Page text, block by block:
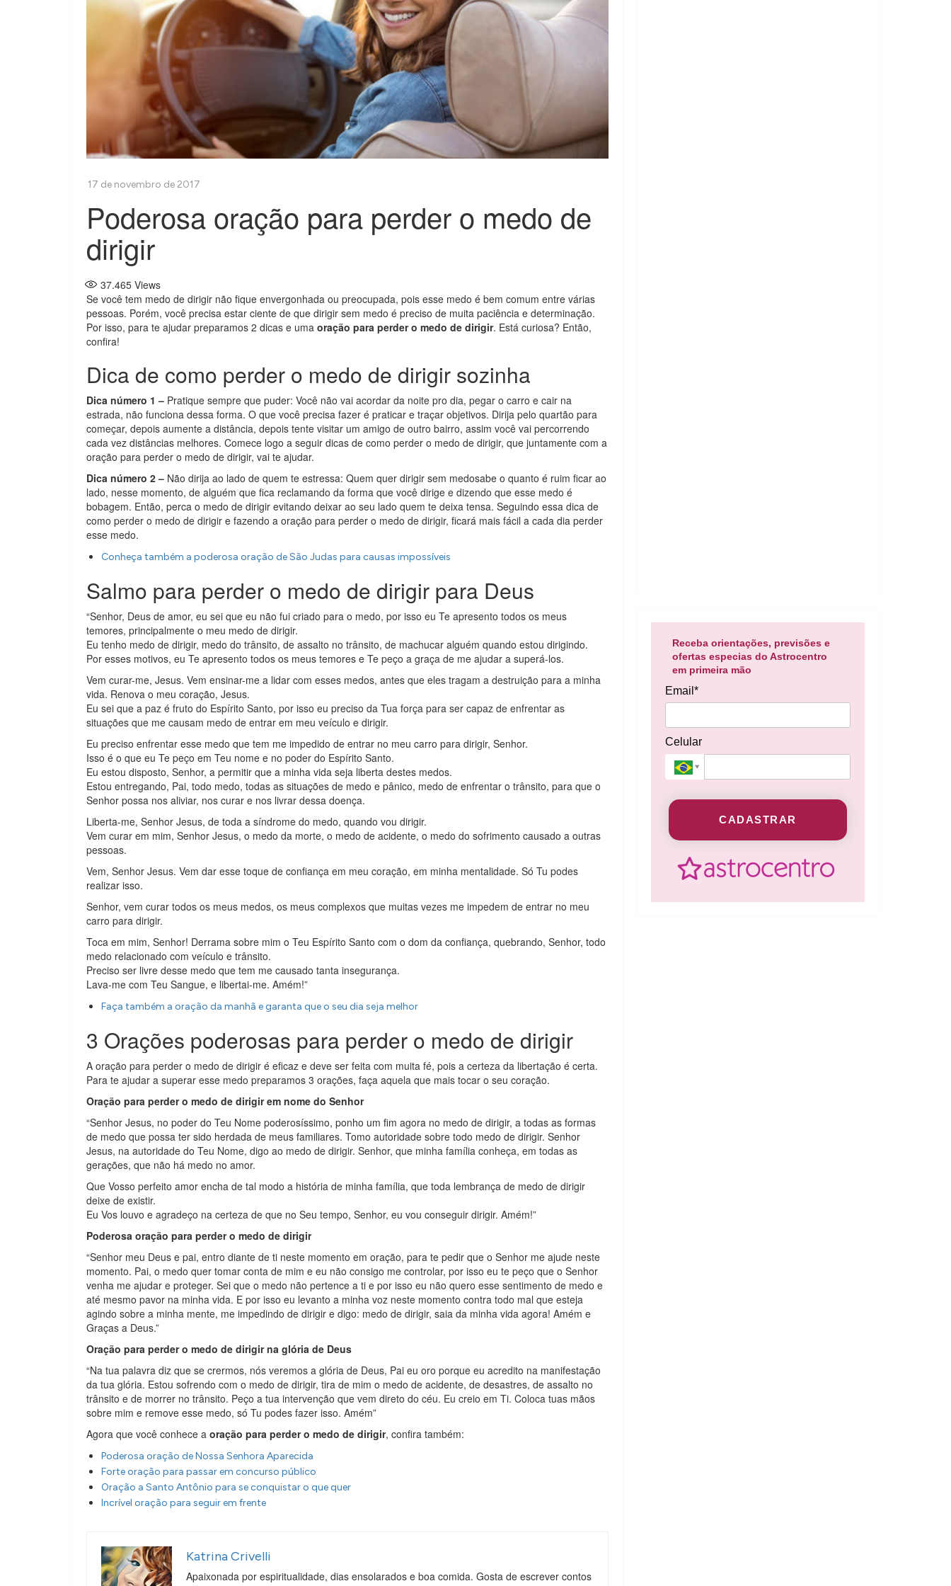
Poderosa oração para perder o medo de
dirigir
37.465 Views
Se você tem medo de dirigir não fique envergonhada ou preocupada, pois esse medo é bem comum entre várias
pessoas. Porém, você precisa estar ciente de que dirigir sem medo é preciso de muita paciência e determinação.
Por isso, para te ajudar preparamos 2 dicas e uma oração para perder o medo de dirigir. Está curiosa? Então,
confira!
Dica de como perder o medo de dirigir sozinha
Dica número 1 – Pratique sempre que puder: Você não vai acordar da noite pro dia, pegar o carro e cair na
estrada, não funciona dessa forma. O que você precisa fazer é praticar e traçar objetivos. Dirija pelo quartão para
começar, depois aumente a distância, depois tente visitar um amigo de outro bairro, assim você vai percorrendo
cada vez distâncias melhores. Comece logo a seguir dicas de como perder o medo de dirigir, que juntamente com a
oração para perder o medo de dirigir, vai te ajudar.
Dica número 2 – Não dirija ao lado de quem te estressa: Quem quer dirigir sem medosabe o quanto é ruim ficar ao
lado, nesse momento, de alguém que fica reclamando da forma que você dirige e dizendo que esse medo é
bobagem. Então, perca o medo de dirigir evitando deixar ao seu lado quem te deixa tensa. Seguindo essa dica de
como perder o medo de dirigir e fazendo a oração para perder o medo de dirigir, ficará mais fácil a cada dia perder
esse medo.
Conheça também a poderosa oração de São Judas para causas impossíveis
Salmo para perder o medo de dirigir para Deus
“Senhor, Deus de amor, eu sei que eu não fui criado para o medo, por isso eu Te apresento todos os meus
temores, principalmente o meu medo de dirigir.
Eu tenho medo de dirigir, medo do trânsito, de assalto no trânsito, de machucar alguém quando estou dirigindo.
Por esses motivos, eu Te apresento todos os meus temores e Te peço a graça de me ajudar a superá-los.
Vem curar-me, Jesus. Vem ensinar-me a lidar com esses medos, antes que eles tragam a destruição para a minha
vida. Renova o meu coração, Jesus.
Eu sei que a paz é fruto do Espírito Santo, por isso eu preciso da Tua força para ser capaz de enfrentar as
situações que me causam medo de entrar em meu veículo e dirigir.
Eu preciso enfrentar esse medo que tem me impedido de entrar no meu carro para dirigir, Senhor.
Isso é o que eu Te peço em Teu nome e no poder do Espírito Santo.
Eu estou disposto, Senhor, a permitir que a minha vida seja liberta destes medos.
Estou entregando, Pai, todo medo, todas as situações de medo e pânico, medo de enfrentar o trânsito, para que o
Senhor possa nos aliviar, nos curar e nos livrar dessa doença.
Liberta-me, Senhor Jesus, de toda a síndrome do medo, quando vou dirigir.
Vem curar em mim, Senhor Jesus, o medo da morte, o medo de acidente, o medo do sofrimento causado a outras
pessoas.
Vem, Senhor Jesus. Vem dar esse toque de confiança em meu coração, em minha mentalidade. Só Tu podes
realizar isso.
Senhor, vem curar todos os meus medos, os meus complexos que muitas vezes me impedem de entrar no meu
carro para dirigir.
Toca em mim, Senhor! Derrama sobre mim o Teu Espírito Santo com o dom da confiança, quebrando, Senhor, todo
medo relacionado com veículo e trânsito.
Preciso ser livre desse medo que tem me causado tanta insegurança.
Lava-me com Teu Sangue, e libertai-me. Amém!”
Faça também a oração da manhã e garanta que o seu dia seja melhor
3 Orações poderosas para perder o medo de dirigir
A oração para perder o medo de dirigir é eficaz e deve ser feita com muita fé, pois a certeza da libertação é certa.
Para te ajudar a superar esse medo preparamos 3 orações, faça aquela que mais tocar o seu coração.
Oração para perder o medo de dirigir em nome do Senhor
“Senhor Jesus, no poder do Teu Nome poderosíssimo, ponho um fim agora no medo de dirigir, a todas as formas
de medo que possa ter sido herdada de meus familiares. Tomo autoridade sobre todo medo de dirigir. Senhor
Jesus, na autoridade do Teu Nome, digo ao medo de dirigir. Senhor, que minha família conheça, em todas as
gerações, que não há medo no amor.
Que Vosso perfeito amor encha de tal modo a história de minha família, que toda lembrança de medo de dirigir
deixe de existir.
Eu Vos louvo e agradeço na certeza de que no Seu tempo, Senhor, eu vou conseguir dirigir. Amém!”
Poderosa oração para perder o medo de dirigir
“Senhor meu Deus e pai, entro diante de ti neste momento em oração, para te pedir que o Senhor me ajude neste
momento. Pai, o medo quer tomar conta de mim e eu não consigo me controlar, por isso eu te peço que o Senhor
venha me ajudar e proteger. Sei que o medo não pertence a ti e por isso eu não quero esse sentimento de medo e
até mesmo pavor na minha vida. E por isso eu levanto a minha voz neste momento contra todo mal que esteja
agindo sobre a minha mente, me impedindo de dirigir e digo: medo de dirigir, saia da minha vida agora! Amém e
Graças a Deus.”
Oração para perder o medo de dirigir na glória de Deus
“Na tua palavra diz que se crermos, nós veremos a glória de Deus, Pai eu oro porque eu acredito na manifestação
da tua glória. Estou sofrendo com o medo de dirigir, tira de mim o medo de acidente, de desastres, de assalto no
trânsito e de morrer no trânsito. Peço a tua intervenção que vem direto do céu. Eu creio em Ti. Coloca tuas mãos
sobre mim e remove esse medo, só Tu podes fazer isso. Amém”
Agora que você conhece a oração para perder o medo de dirigir, confira também:
Poderosa oração de Nossa Senhora Aparecida
Forte oração para passar em concurso público
Oração a Santo Antônio para se conquistar o que quer
Incrível oração para seguir em frente
Katrina Crivelli
Apaixonada por espiritualidade, dias ensolarados e boa comida. Gosta de escrever contos
Receba orientações, previsões e
ofertas especias do Astrocentro
em primeira mão
Email*
Celular
CADASTRAR